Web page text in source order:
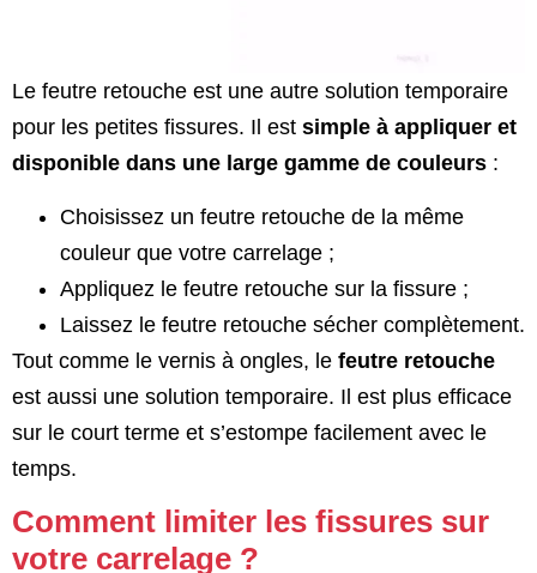
Le feutre retouche est une autre solution temporaire
pour les petites fissures. Il est simple à appliquer et
disponible dans une large gamme de couleurs :
Choisissez un feutre retouche de la même
couleur que votre carrelage ;
Appliquez le feutre retouche sur la fissure ;
Laissez le feutre retouche sécher complètement.
Tout comme le vernis à ongles, le feutre retouche
est aussi une solution temporaire. Il est plus efficace
sur le court terme et s’estompe facilement avec le
temps.
Comment limiter les fissures sur
votre carrelage ?